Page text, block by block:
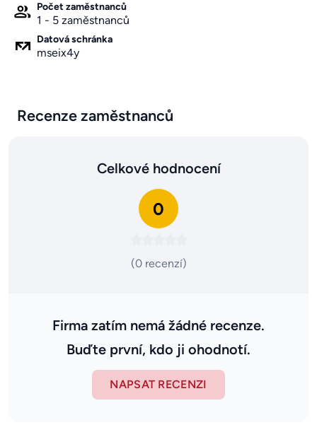
Počet zaměstnanců
1 - 5 zaměstnanců
Datová schránka
mseix4y
Recenze zaměstnanců
Celkové hodnocení
0
(0 recenzí)
Firma zatím nemá žádné recenze.
Buďte první, kdo ji ohodnotí.
NAPSAT RECENZI